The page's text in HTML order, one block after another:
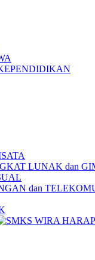
LUNAK dan
dan